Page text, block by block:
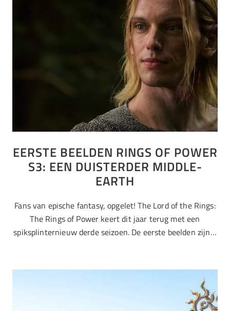
EERSTE BEELDEN RINGS OF POWER
S3: EEN DUISTERDER MIDDLE-
EARTH
Fans van epische fantasy, opgelet! The Lord of the Rings:
The Rings of Power keert dit jaar terug met een
spiksplinternieuw derde seizoen. De eerste beelden zijn…